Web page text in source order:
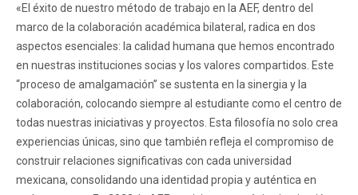
«El éxito de nuestro método de trabajo en la AEF, dentro del
marco de la colaboración académica bilateral, radica en dos
aspectos esenciales: la calidad humana que hemos encontrado
en nuestras instituciones socias y los valores compartidos. Este
“proceso de amalgamación” se sustenta en la sinergia y la
colaboración, colocando siempre al estudiante como el centro de
todas nuestras iniciativas y proyectos. Esta filosofía no solo crea
experiencias únicas, sino que también refleja el compromiso de
construir relaciones significativas con cada universidad
mexicana, consolidando una identidad propia y auténtica en